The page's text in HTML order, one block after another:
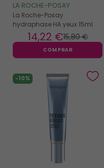
LA ROCHE-POSAY
La Roche-Posay
hydraphase HA yeux 15ml
15,80 €
14,22 €
COMPRAR
-10%